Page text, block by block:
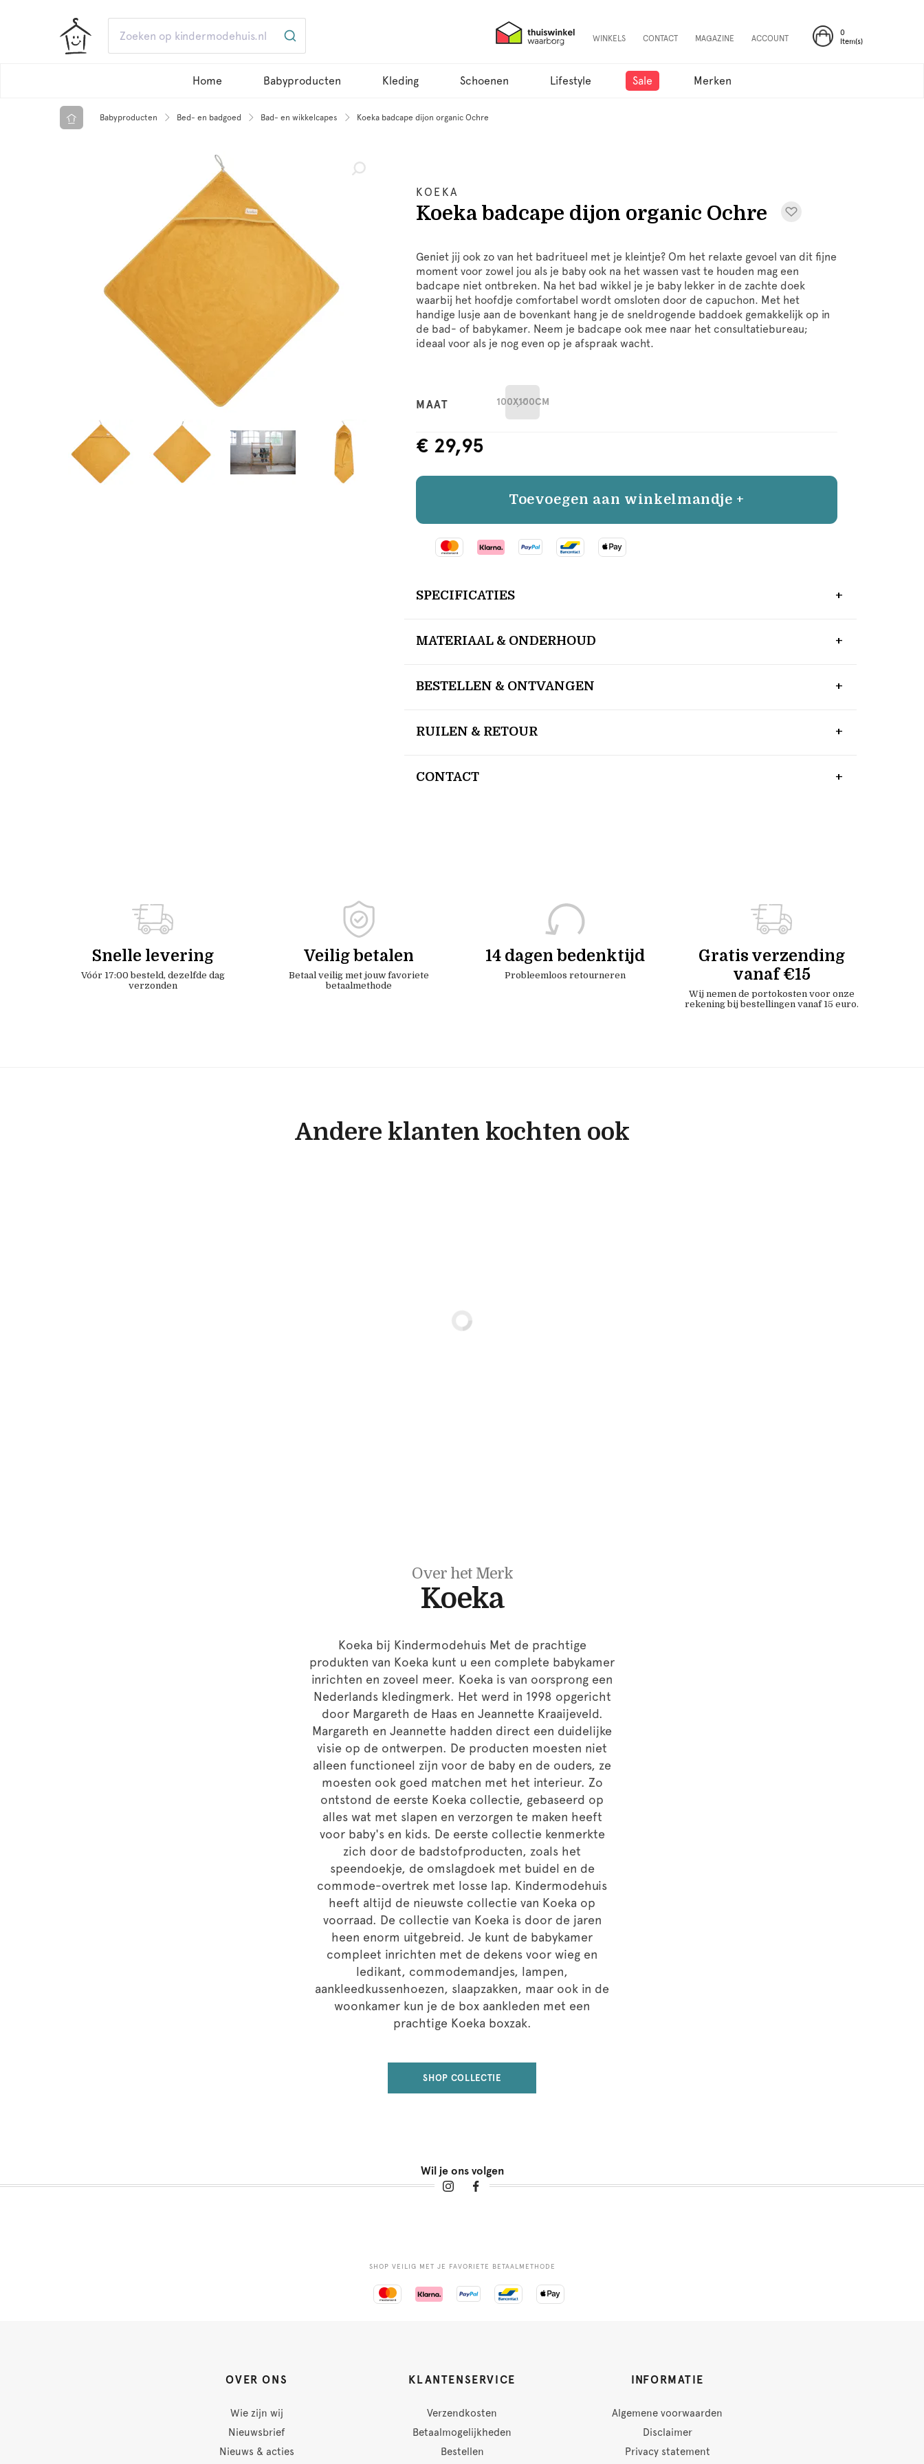
0
Item(s)
WINKELS CONTACT MAGAZINE ACCOUNT
Home Babyproducten Kleding Schoenen Lifestyle Sale Merken
Babyproducten Bed- en badgoed Bad- en wikkelcapes Koeka badcape dijon organic Ochre
KOEKA
Koeka badcape dijon organic Ochre
Geniet jij ook zo van het badritueel met je kleintje? Om het relaxte gevoel van dit fijne
moment voor zowel jou als je baby ook na het wassen vast te houden mag een
badcape niet ontbreken. Na het bad wikkel je je baby lekker in de zachte doek
waarbij het hoofdje comfortabel wordt omsloten door de capuchon. Met het
handige lusje aan de bovenkant hang je de sneldrogende baddoek gemakkelijk op in
de bad- of babykamer. Neem je badcape ook mee naar het consultatiebureau;
ideaal voor als je nog even op je afspraak wacht.
MAAT 100X100CM
€ 29,95
Toevoegen aan winkelmandje +
SPECIFICATIES
MATERIAAL & ONDERHOUD
BESTELLEN & ONTVANGEN
RUILEN & RETOUR
CONTACT
Snelle levering
Vóór 17:00 besteld, dezelfde dag
verzonden
Veilig betalen
Betaal veilig met jouw favoriete
betaalmethode
14 dagen bedenktijd
Probleemloos retourneren
Gratis verzending
vanaf €15
Wij nemen de portokosten voor onze
rekening bij bestellingen vanaf 15 euro.
Andere klanten kochten ook
Over het Merk
Koeka
Koeka bij Kindermodehuis Met de prachtige
produkten van Koeka kunt u een complete babykamer
inrichten en zoveel meer. Koeka is van oorsprong een
Nederlands kledingmerk. Het werd in 1998 opgericht
door Margareth de Haas en Jeannette Kraaijeveld.
Margareth en Jeannette hadden direct een duidelijke
visie op de ontwerpen. De producten moesten niet
alleen functioneel zijn voor de baby en de ouders, ze
moesten ook goed matchen met het interieur. Zo
ontstond de eerste Koeka collectie, gebaseerd op
alles wat met slapen en verzorgen te maken heeft
voor baby's en kids. De eerste collectie kenmerkte
zich door de badstofproducten, zoals het
speendoekje, de omslagdoek met buidel en de
commode-overtrek met losse lap. Kindermodehuis
heeft altijd de nieuwste collectie van Koeka op
voorraad. De collectie van Koeka is door de jaren
heen enorm uitgebreid. Je kunt de babykamer
compleet inrichten met de dekens voor wieg en
ledikant, commodemandjes, lampen,
aankleedkussenhoezen, slaapzakken, maar ook in de
woonkamer kun je de box aankleden met een
prachtige Koeka boxzak.
SHOP COLLECTIE
Wil je ons volgen
SHOP VEILIG MET JE FAVORIETE BETAALMETHODE
OVER ONS
Wie zijn wij
Nieuwsbrief
Nieuws & acties
KLANTENSERVICE
Verzendkosten
Betaalmogelijkheden
Bestellen
INFORMATIE
Algemene voorwaarden
Disclaimer
Privacy statement